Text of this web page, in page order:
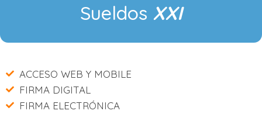
Sueldos XXI
ACCESO WEB Y MOBILE
FIRMA DIGITAL
FIRMA ELECTRÓNICA